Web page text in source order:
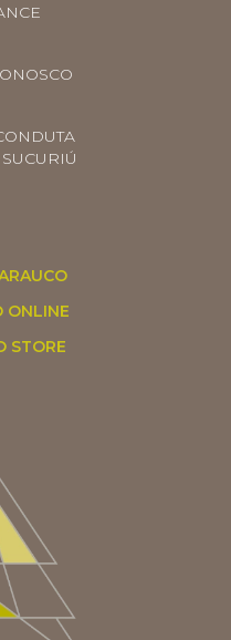
ONLINE
STORE